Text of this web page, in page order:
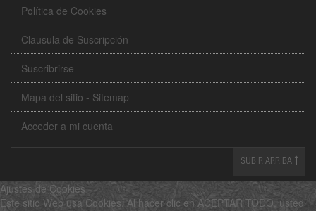
Política de Cookies
Clausula de Suscripción
Suscribrirse
Mapa del sitio - Sitemap
Acceder a mi cuenta
SUBIR ARRIBA
Ajustes de Cookies
Este sitio Web usa Cookies. Al hacer clic en ACEPTAR TODO, usted